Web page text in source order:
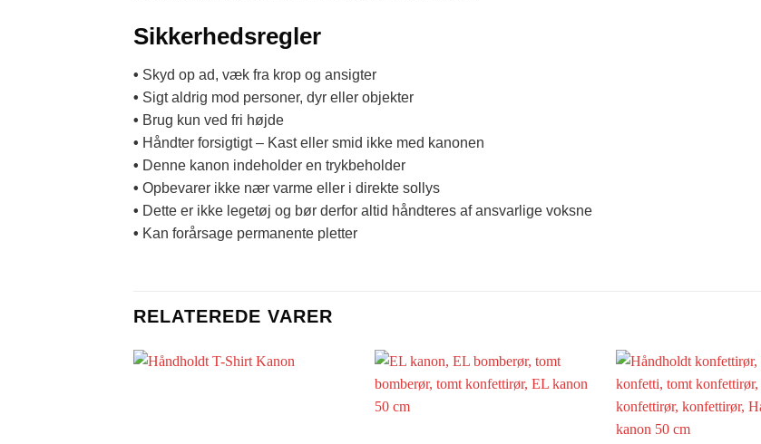
Sikkerhedsregler
• Skyd op ad, væk fra krop og ansigter
• Sigt aldrig mod personer, dyr eller objekter
• Brug kun ved fri højde
• Håndter forsigtigt – Kast eller smid ikke med kanonen
• Denne kanon indeholder en trykbeholder
• Opbevarer ikke nær varme eller i direkte sollys
• Dette er ikke legetøj og bør derfor altid håndteres af ansvarlige voksne
• Kan forårsage permanente pletter
RELATEREDE VARER